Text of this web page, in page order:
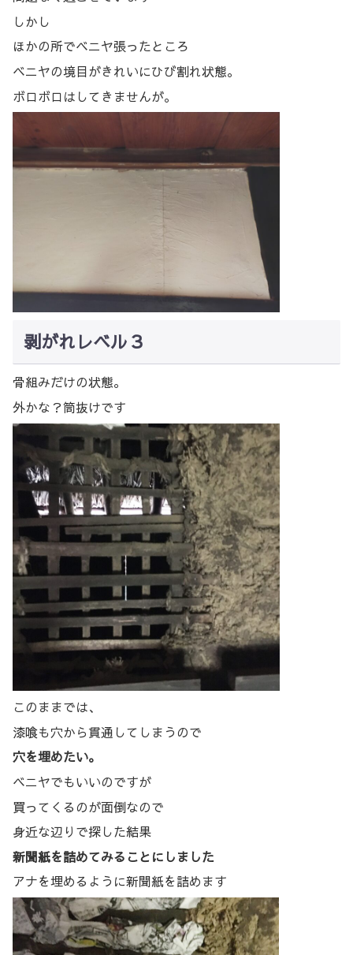
しかし
ほかの所でベニヤ張ったところ
ベニヤの境目がきれいにひび割れ状態。
ボロボロはしてきませんが。
剥がれレベル３
骨組みだけの状態。
外かな？筒抜けです
このままでは、
漆喰も穴から貫通してしまうので
穴を埋めたい。
ベニヤでもいいのですが
買ってくるのが面倒なので
身近な辺りで探した結果
新聞紙を詰めてみることにしました
アナを埋めるように新聞紙を詰めます